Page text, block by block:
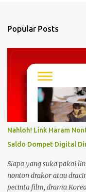
s
Popular Posts
Nahloh! Link Haram
Saldo Dompet Digital
Siapa yang suka pakai
nonton drakor atau
pecinta film, drama